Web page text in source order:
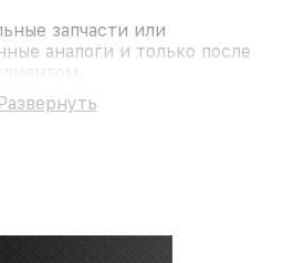
запчасти или
аналоги и только после
комплектующие
гарантия. В случае
Развернуть